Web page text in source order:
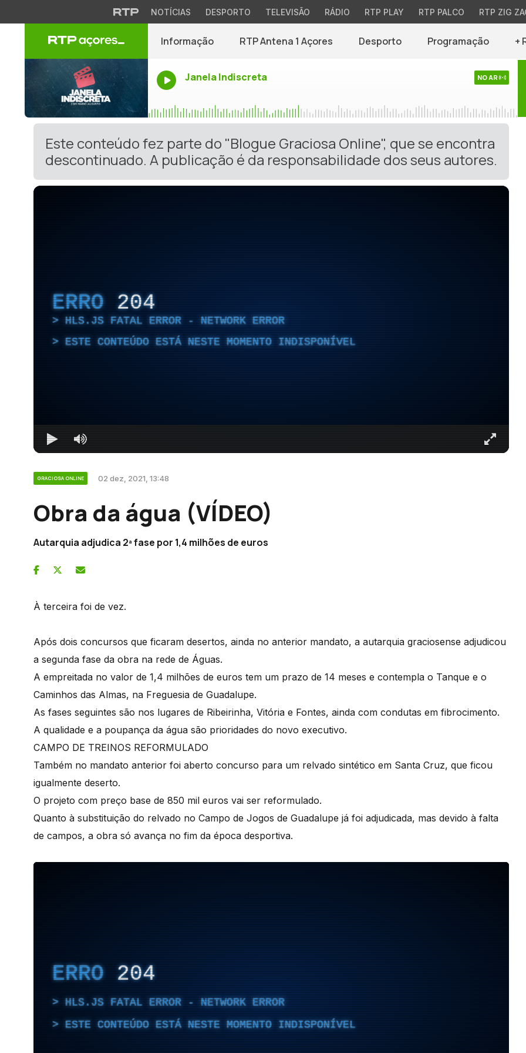
NOTÍCIAS DESPORTO TELEVISÃO RÁDIO RTP PLAY RTP PALCO RTP ZIG
Informação RTP Antena 1 Açores Desporto Programação +
Janela Indiscreta NO AR
Este conteúdo fez parte do "Blogue Graciosa Online", que se encontra
descontinuado. A publicação é da responsabilidade dos seus autores.
ERRO 204
HLS.JS FATAL ERROR - NETWORK ERROR
ESTE CONTEÚDO ESTÁ NESTE MOMENTO INDISPONÍVEL
GRACIOSA ONLINE 02 dez, 2021, 13:48
Obra da água (VÍDEO)
Autarquia adjudica 2ª fase por 1,4 milhões de euros
À terceira foi de vez.
Após dois concursos que ficaram desertos, ainda no anterior mandato, a autarquia graciosense adjudicou
a segunda fase da obra na rede de Águas.
A empreitada no valor de 1,4 milhões de euros tem um prazo de 14 meses e contempla o Tanque e o
Caminhos das Almas, na Freguesia de Guadalupe.
As fases seguintes são nos lugares de Ribeirinha, Vitória e Fontes, ainda com condutas em fibrocimento.
A qualidade e a poupança da água são prioridades do novo executivo.
CAMPO DE TREINOS REFORMULADO
Também no mandato anterior foi aberto concurso para um relvado sintético em Santa Cruz, que ficou
igualmente deserto.
O projeto com preço base de 850 mil euros vai ser reformulado.
Quanto à substituição do relvado no Campo de Jogos de Guadalupe já foi adjudicada, mas devido à falta
de campos, a obra só avança no fim da época desportiva.